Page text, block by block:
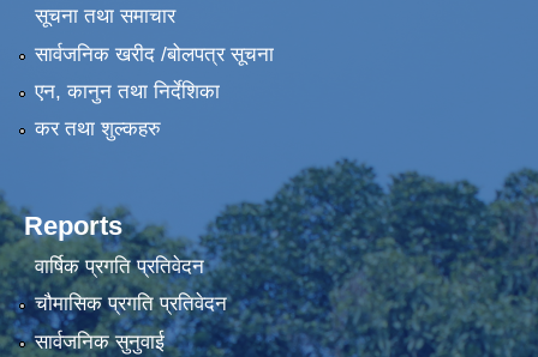
सूचना तथा समाचार
सार्वजनिक खरीद /बोलपत्र सूचना
एन, कानुन तथा निर्देशिका
कर तथा शुल्कहरु
Reports
वार्षिक प्रगति प्रतिवेदन
चौमासिक प्रगति प्रतिवेदन
सार्वजनिक सुनुवाई